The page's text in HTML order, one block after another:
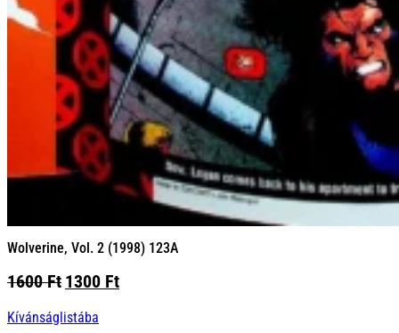
Wolverine, Vol. 2 (1998) 123A
1600Ft Original
was:
1300 FtCurrent
Kívánságlistába